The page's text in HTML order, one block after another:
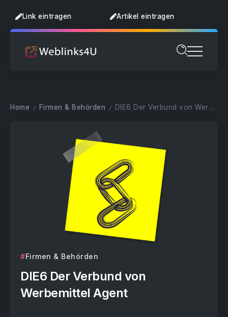
Link eintragen Artikel eintragen
Home / Firmen & Behörden / DIE6 Der Verbund von Werbemittel Agent
Firmen & Behörden
DIE6 Der Verbund von
Werbemittel Agent